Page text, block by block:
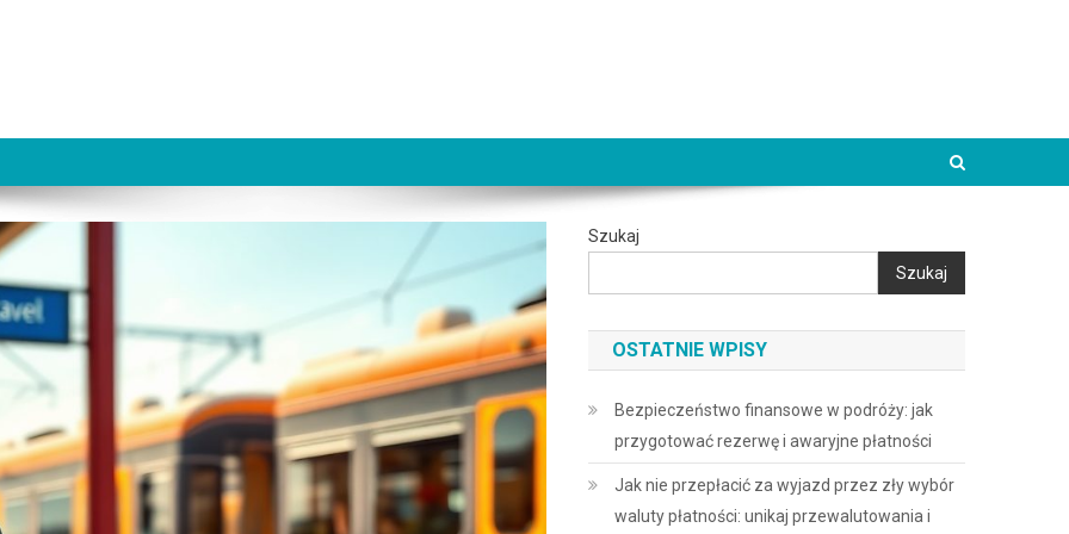
Szukaj
Szukaj
OSTATNIE WPISY
Bezpieczeństwo finansowe w podróży: jak
przygotować rezerwę i awaryjne płatności
Jak nie przepłacić za wyjazd przez zły wybór
waluty płatności: unikaj przewalutowania i